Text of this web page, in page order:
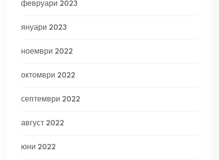
февруари 2023
януари 2023
ноември 2022
октомври 2022
септември 2022
август 2022
юни 2022